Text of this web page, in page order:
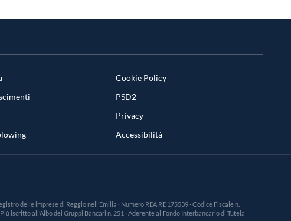
Cookie Policy
PSD2
Privacy
Accessibilità
delle imprese di Reggio nell’Emilia · Numero REA RE 175539 · Codice Fiscale n.
iscritto all’Albo dei Gruppi Bancari n. 251 · Aderente al Fondo Interbancario di Tutela